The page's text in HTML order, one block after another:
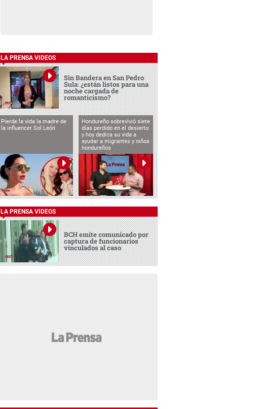
LA PRENSA VIDEOS
Sin Bandera en San Pedro
Sula: ¿están listos para una
noche cargada de
romanticismo?
Pierde la vida la madre de
la influencer Sol León
Hondureño sobrevivió siete
días perdido en el desierto
y hoy dedica su vida a
ayudar a migrantes y niños
hondureños
LA PRENSA VIDEOS
BCH emite comunicado por
captura de funcionarios
vinculados al caso